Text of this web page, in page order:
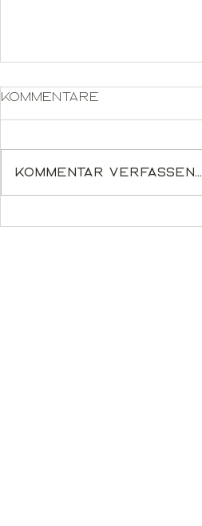
Poincaré 36 - Oak
Kommentare
Kommentar verfassen...